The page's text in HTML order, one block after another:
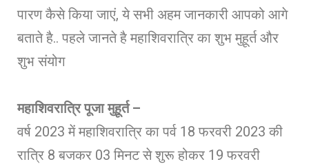
पारण कैसे किया जाएं, ये सभी अहम जानकारी आपको आगे
बताते है.. पहले जानते है महाशिवरात्रि का शुभ मुहूर्त और
शुभ संयोग
महाशिवरात्रि पूजा मुहूर्त –
वर्ष 2023 में महाशिवरात्रि का पर्व 18 फरवरी 2023 की
रात्रि 8 बजकर 03 मिनट से शुरू होकर 19 फरवरी